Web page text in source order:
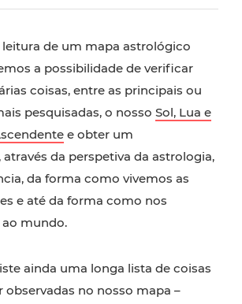
leitura de um mapa astrológico
a possibilidade de verificar
coisas, entre as principais ou
pesquisadas, o nosso Sol, Lua e
e obter um
da perspetiva da astrologia,
da forma como vivemos as
e até da forma como nos
mundo.
ainda uma longa lista de coisas
observadas no nosso mapa –